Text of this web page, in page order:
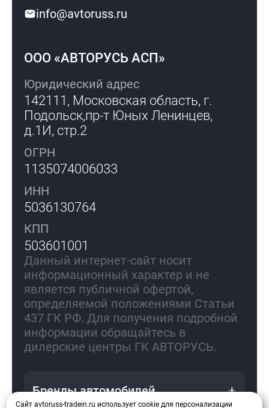
info@avtoruss.ru
ООО «АВТОРУСЬ АСП»
Юридический адрес
142111, Московская область, г.
Подольск,пр-т Юных Ленинцев,
д.1И, стр.2
ОГРН
1135074006033
ИНН
5036130764
КПП
503601001
Данный интернет-сайт носит
информационный характер и не
является публичной офертой,
определяемой положениями Статьи
437 ГК РФ. Для получения подробной
информации обращайтесь в
дилерские центры ГК АВТОРУСЬ.
Бренды автомобилей
Сайт avtoruss-tradein.ru использует cookie для персонализации